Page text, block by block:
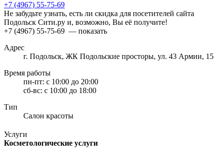
+7 (4967) 55-75-69
Не забудьте узнать, есть ли скидка для посетителей сайта
Подольск Сити.ру и, возможно, Вы её получите!
+7 (4967) 55-75-69 — показать
Адрес
г. Подольск, ЖК Подольские просторы, ул. 43 Армии, 15
Время работы
пн-пт: с 10:00 до 20:00
сб-вс: с 10:00 до 18:00
Тип
Салон красоты
Услуги
Косметологические услуги